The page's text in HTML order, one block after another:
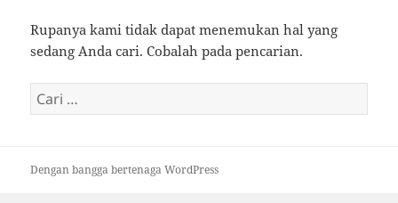
Rupanya kami tidak dapat menemukan hal yang
sedang Anda cari. Cobalah pada pencarian.
Cari
untuk:
Dengan bangga bertenaga WordPress